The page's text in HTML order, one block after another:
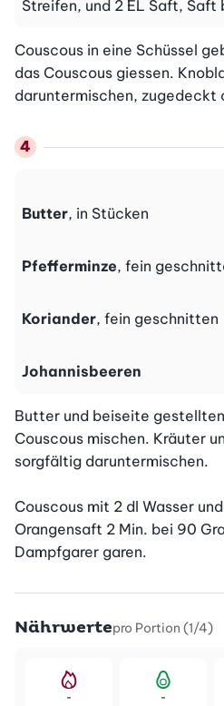
Streifen, und 2 EL Saft,
Couscous in eine Schüssel
das Couscous giessen.
daruntermischen, zugedeckt
Butter, in Stücken
Pfefferminze, fein
Koriander, fein geschnitten
Johannisbeeren
Butter und beiseite
Couscous mischen. Kräuter
sorgfältig daruntermischen.
Couscous mit 2 dl Wasser
Orangensaft 2 Min. bei 90
Dampfgarer garen.
Nährwertepro Portion (1/4)
- -